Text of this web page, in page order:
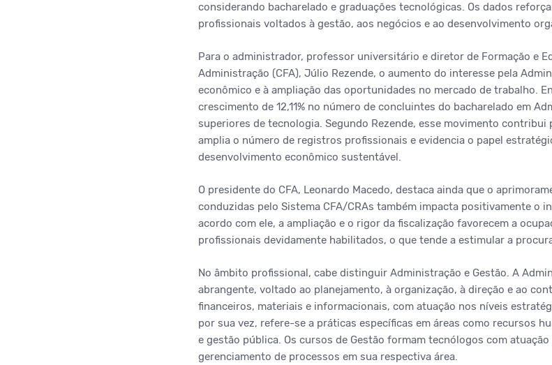
considerando bacharelado e graduações tecnológicas. Os dados
profissionais voltados à gestão, aos negócios e ao desenvolvimento
Para o administrador, professor universitário e diretor de Formação e
Administração (CFA), Júlio Rezende, o aumento do interesse pela
econômico e à ampliação das oportunidades no mercado de trabalho.
crescimento de 12,11% no número de concluintes do bacharelado em
superiores de tecnologia. Segundo Rezende, esse movimento
amplia o número de registros profissionais e evidencia o papel
desenvolvimento econômico sustentável.
O presidente do CFA, Leonardo Macedo, destaca ainda que o
conduzidas pelo Sistema CFA/CRAs também impacta positivamente o
acordo com ele, a ampliação e o rigor da fiscalização favorecem a
profissionais devidamente habilitados, o que tende a estimular a
No âmbito profissional, cabe distinguir Administração e Gestão. A
abrangente, voltado ao planejamento, à organização, à direção e ao
financeiros, materiais e informacionais, com atuação nos níveis
por sua vez, refere-se a práticas específicas em áreas como recursos
e gestão pública. Os cursos de Gestão formam tecnólogos com atuação
gerenciamento de processos em sua respectiva área.